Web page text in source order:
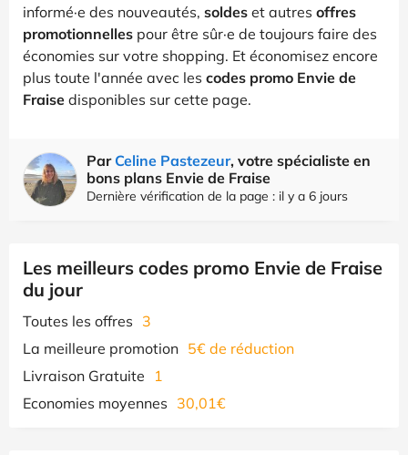
informé·e des nouveautés, soldes et autres offres
promotionnelles pour être sûr·e de toujours faire des
économies sur votre shopping. Et économisez encore
plus toute l'année avec les codes promo Envie de
Fraise disponibles sur cette page.
Par Celine Pastezeur, votre spécialiste en
bons plans Envie de Fraise
Dernière vérification de la page : il y a 6 jours
Les meilleurs codes promo Envie de Fraise
du jour
Toutes les offres 3
La meilleure promotion 5€ de réduction
Livraison Gratuite
1
Economies moyennes 30,01€